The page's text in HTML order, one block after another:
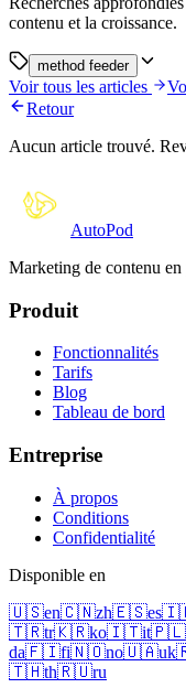
contenu et la croissance.
method feeder
Voir tous les articles
Retour
Aucun article trouvé.
AutoPod
Marketing de contenu
Produit
Fonctionnalités
Tarifs
Blog
Tableau de bord
Entreprise
À propos
Conditions
Confidentialité
Disponible en
🇺🇸en🇨🇳zh🇪🇸es
🇹🇷tr🇰🇷ko🇮🇹it🇵🇱
da🇫🇮fi🇳🇴no🇺🇦uk
🇹🇭th🇷🇺ru